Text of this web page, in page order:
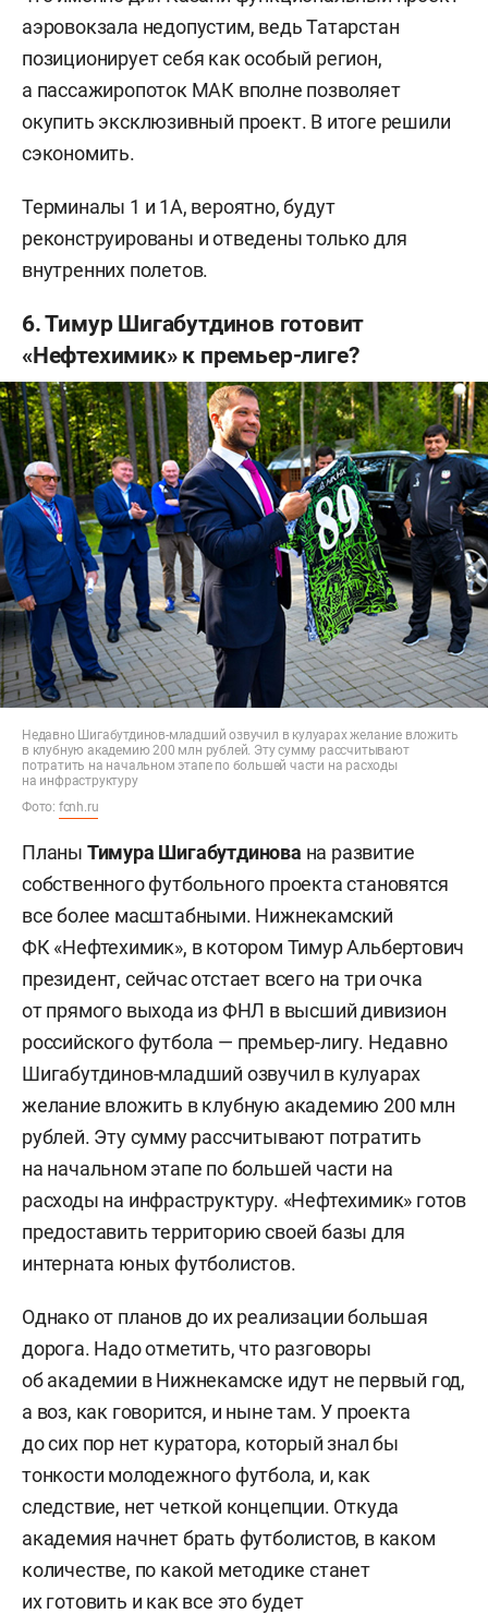
аэровокзала недопустим, ведь Татарстан
позиционирует себя как особый регион,
а пассажиропоток МАК вполне позволяет
окупить эксклюзивный проект. В итоге решили
сэкономить.
Терминалы 1 и 1А, вероятно, будут
реконструированы и отведены только для
внутренних полетов.
6. Тимур Шигабутдинов готовит
«Нефтехимик» к премьер-лиге?
Недавно Шигабутдинов-младший озвучил в кулуарах желание вложить
в клубную академию 200 млн рублей. Эту сумму рассчитывают
потратить на начальном этапе по большей части на расходы
на инфраструктуру
Фото: fcnh.ru
Планы Тимура Шигабутдинова на развитие
собственного футбольного проекта становятся
все более масштабными. Нижнекамский
ФК «Нефтехимик», в котором Тимур Альбертович
президент, сейчас отстает всего на три очка
от прямого выхода из ФНЛ в высший дивизион
российского футбола — премьер-лигу. Недавно
Шигабутдинов-младший озвучил в кулуарах
желание вложить в клубную академию 200 млн
рублей. Эту сумму рассчитывают потратить
на начальном этапе по большей части на
расходы на инфраструктуру. «Нефтехимик» готов
предоставить территорию своей базы для
интерната юных футболистов.
Однако от планов до их реализации большая
дорога. Надо отметить, что разговоры
об академии в Нижнекамске идут не первый год,
а воз, как говорится, и ныне там. У проекта
до сих пор нет куратора, который знал бы
тонкости молодежного футбола, и, как
следствие, нет четкой концепции. Откуда
академия начнет брать футболистов, в каком
количестве, по какой методике станет
их готовить и как все это будет